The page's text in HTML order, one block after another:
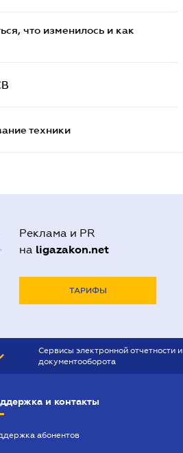
что изменилось и как
техники
Реклама и PR
на ligazakon.net
ТАРИФЫ
Сервисы электронной отчетности и
документооборота
и контакты
абонентов